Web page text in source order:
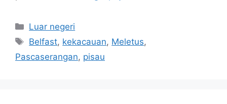
Kategori
Luar negeri
Tag
Belfast, kekacauan, Meletus,
Pascaserangan, pisau